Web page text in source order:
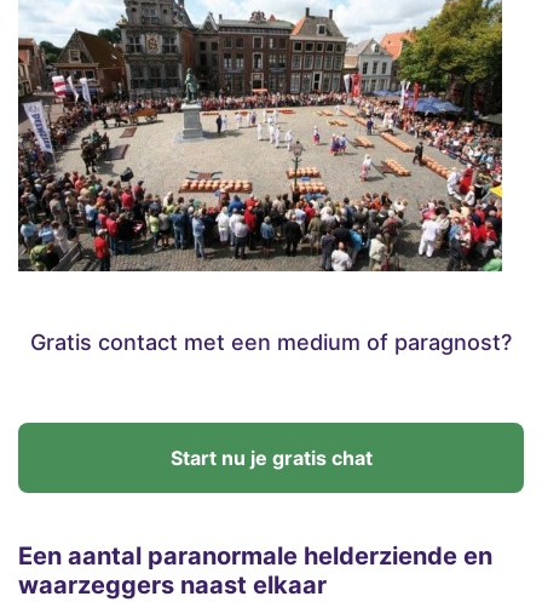
Gratis contact met een medium of paragnost?
Start nu je gratis chat
Een aantal paranormale helderziende en
waarzeggers naast elkaar